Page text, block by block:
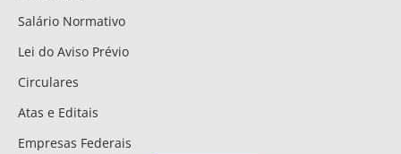
Salário Normativo
Lei do Aviso Prévio
Circulares
Atas e Editais
Empresas Federais